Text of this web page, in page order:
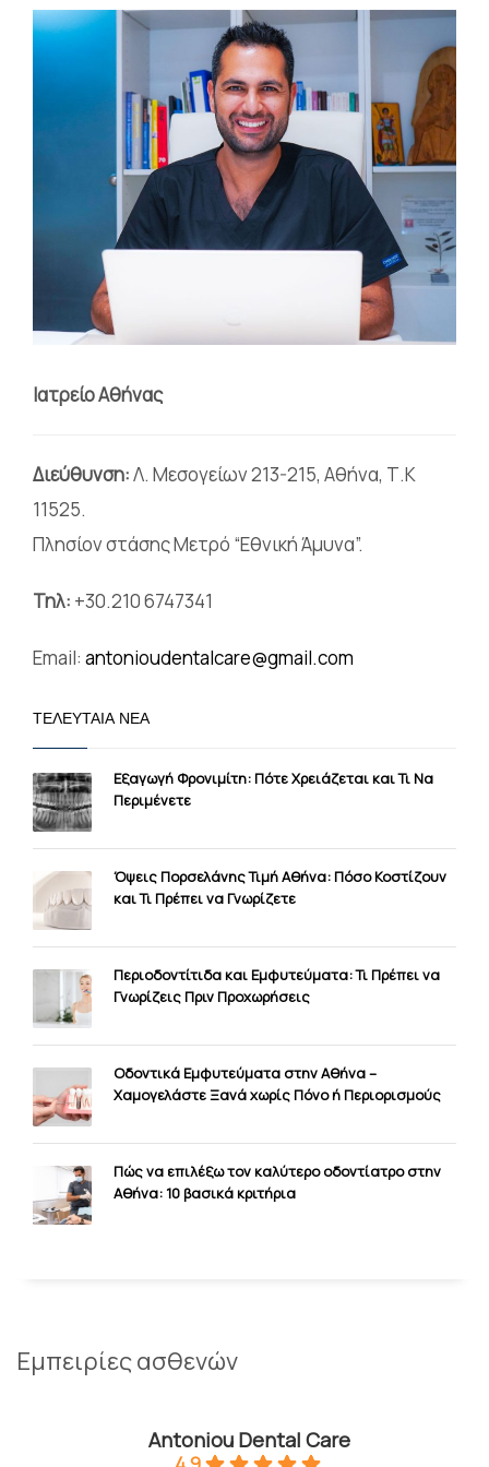
Ιατρείο Αθήνας
Διεύθυνση:Λ. Μεσογείων 213-215, Αθήνα, Τ.Κ
11525.
Πλησίον στάσης Μετρό “Εθνική Άμυνα”.
Τηλ: +30.210 6747341
Email: antonioudentalcare@gmail.com
ΤΕΛΕΥΤΑΊΑ ΝΈΑ
Εξαγωγή Φρονιμίτη: Πότε Χρειάζεται και Τι Να
Περιμένετε
Όψεις Πορσελάνης Τιμή Αθήνα: Πόσο Κοστίζουν
και Τι Πρέπει να Γνωρίζετε
Περιοδοντίτιδα και Εμφυτεύματα: Τι Πρέπει να
Γνωρίζεις Πριν Προχωρήσεις
Οδοντικά Εμφυτεύματα στην Αθήνα –
Χαμογελάστε Ξανά χωρίς Πόνο ή Περιορισμούς
Πώς να επιλέξω τον καλύτερο οδοντίατρο στην
Αθήνα: 10 βασικά κριτήρια
Εμπειρίες ασθενών
Antoniou Dental Care